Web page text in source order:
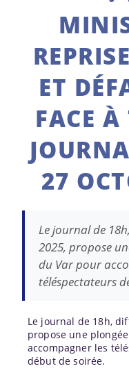
ET
FACE
27
Le journal de
2025, propose
du Var pour
téléspectateurs
Le journal de 18h,
propose une
accompagner les
début de soirée.